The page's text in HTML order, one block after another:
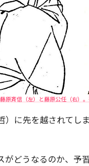
藤原斉信（左）と藤原公任（右）
）に先を越されてし
どうなるのか、予